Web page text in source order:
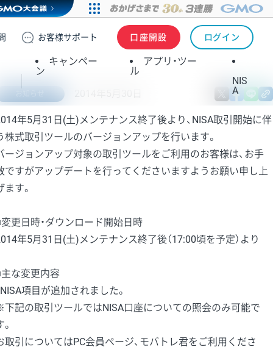
お客様サポート 口座開設 ログイン
キャンペー
ン
アプリ・ツー
ル
NIS
A
X
年5月31日(土)メンテナンス終了後より、NISA取引開始に伴
株式取引ツールのバージョンアップを行います。
ージョンアップ対象の取引ツールをご利用のお客様は、お手
ですがアップデートを行ってくださいますようお願い申し上
ます。
更日時・ダウンロード開始日時
年5月31日(土)メンテナンス終了後（17:00頃を予定）より
な変更内容
NISA項目が追加されました。
記の取引ツールではNISA口座についての照会のみ可能で
取引についてはPC会員ページ、モバトレ君をご利用くださ